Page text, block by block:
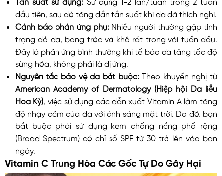
đầu tiên, sau đó tăng dần tần suất khi da đã thích nghi.
Cảnh báo phản ứng phụ:Nhiều người thường gặp tình
trạng đỏ da, bong tróc và khô rát trong vài tuần đầu.
Đây là phản ứng bình thường khi tế bào da tăng tốc độ
sừng hóa, không phải là dị ứng.
Nguyên tắc bảo vệ da bắt buộc:Theo khuyến nghị từ
American Academy of Dermatology (Hiệp hội Da liễu
Hoa Kỳ) , việc sử dụng các dẫn xuất Vitamin A làm tăng
độ nhạy cảm của da với ánh sáng mặt trời. Do đó, bạn
bắt buộc phải sử dụng kem chống nắng phổ rộng
(Broad Spectrum) có chỉ số SPF từ 30 trở lên vào ban
ngày.
Vitamin C Trung Hòa Các Gốc Tự Do Gây Hại